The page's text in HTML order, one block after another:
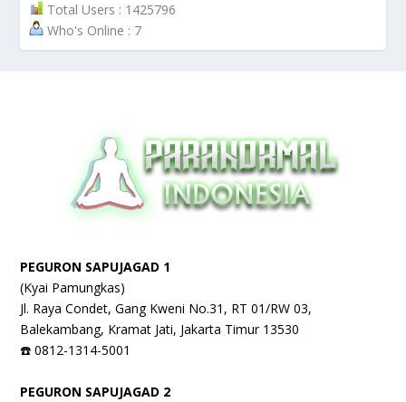
Total Users : 1425796
Who's Online : 7
PEGURON SAPUJAGAD 1
(Kyai Pamungkas)
Jl. Raya Condet, Gang Kweni No.31, RT 01/RW 03,
Balekambang, Kramat Jati, Jakarta Timur 13530
☎️ 0812-1314-5001
PEGURON SAPUJAGAD 2